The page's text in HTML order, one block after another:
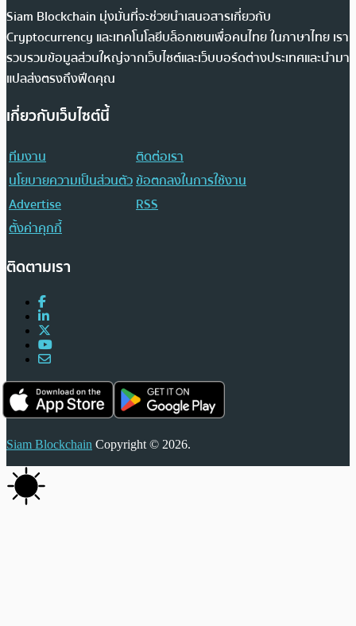
Siam Blockchain มุ่งมั่นที่จะช่วยนำเสนอสารเกี่ยวกับ
Cryptocurrency และเทคโนโลยีบล็อกเชนเพื่อคนไทย ในภาษาไทย เรา
รวบรวมข้อมูลส่วนใหญ่จากเว็บไซต์และเว็บบอร์ดต่างประเทศและนำมา
แปลส่งตรงถึงฟีดคุณ
เกี่ยวกับเว็บไซต์นี้
ทีมงาน
ติดต่อเรา
นโยบายความเป็นส่วนตัวข้อตกลงในการใช้งาน
Advertise
RSS
ตั้งค่าคุกกี้
ติดตามเรา
Siam Blockchain Copyright © 2026.